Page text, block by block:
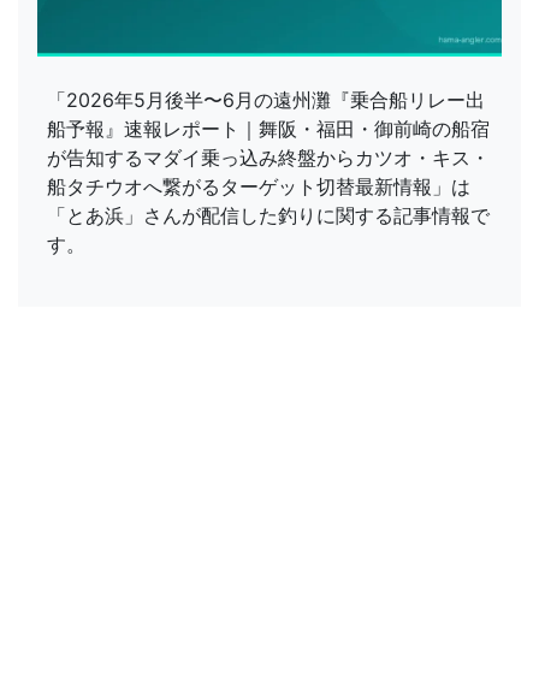
「2026年5月後半〜6月の遠州灘『乗合船リレー出
船予報』速報レポート｜舞阪・福田・御前崎の船宿
が告知するマダイ乗っ込み終盤からカツオ・キス・
船タチウオへ繋がるターゲット切替最新情報」は
「とあ浜」さんが配信した釣りに関する記事情報で
す。